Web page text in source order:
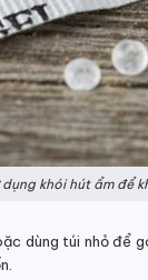
dụng khói hút ẩm để
dùng túi nhỏ để